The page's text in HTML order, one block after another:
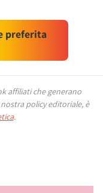
preferita
affiliati che generano
policy editoriale, è
.